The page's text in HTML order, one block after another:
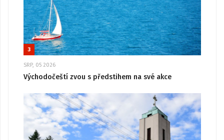
3
SRP, 05 2026
Východočeští zvou s předstihem na své akce